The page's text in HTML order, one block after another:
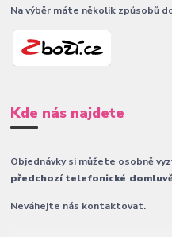
Na výběr máte několik způsobů
Kde nás najdete
Objednávky si můžete osobně
předchozí telefonické
Neváhejte nás kontaktovat.